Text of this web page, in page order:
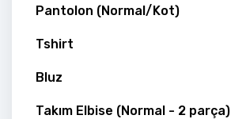
Pantolon (Normal/Kot)
Tshirt
Bluz
Takım Elbise (Normal - 2 parça)